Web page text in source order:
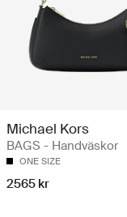
Michael Kors
BAGS - Handväskor
ONE SIZE
2565 kr